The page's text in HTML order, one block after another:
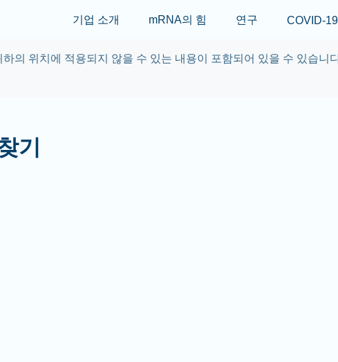
Skip to main
기업 소개 mRNA의 힘 연구 COVID-19
하의 위치에 적용되지 않을 수 있는 내용이 포함되어 있을 수 있습니
기